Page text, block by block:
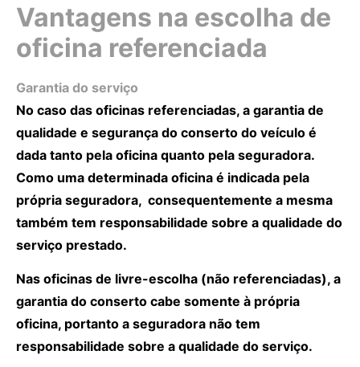
Vantagens na escolha de
oficina referenciada
Garantia do serviço
No caso das oficinas referenciadas, a garantia de
qualidade e segurança do conserto do veículo é
dada tanto pela oficina quanto pela seguradora.
Como uma determinada oficina é indicada pela
própria seguradora, consequentemente a mesma
também tem responsabilidade sobre a qualidade do
serviço prestado.
Nas oficinas de livre-escolha (não referenciadas), a
garantia do conserto cabe somente à própria
oficina, portanto a seguradora não tem
responsabilidade sobre a qualidade do serviço.